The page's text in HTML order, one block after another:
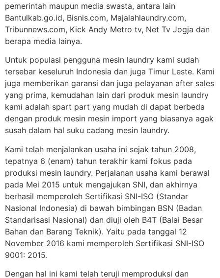
pemerintah maupun media swasta, antara lain
Bantulkab.go.id, Bisnis.com, Majalahlaundry.com,
Tribunnews.com, Kick Andy Metro tv, Net Tv Jogja dan
berapa media lainya.
Untuk populasi pengguna mesin laundry kami sudah
tersebar keseluruh Indonesia dan juga Timur Leste. Kami
juga memberikan garansi dan juga pelayanan after sales
yang prima, kemudahan lain dari produk mesin laundry
kami adalah spart part yang mudah di dapat berbeda
dengan produk mesin mesin import yang biasanya agak
susah dalam hal suku cadang mesin laundry.
Kami telah menjalankan usaha ini sejak tahun 2008,
tepatnya 6 (enam) tahun terakhir kami fokus pada
produksi mesin laundry. Perjalanan usaha kami berawal
pada Mei 2015 untuk mengajukan SNI, dan akhirnya
berhasil memperoleh Sertifikasi SNI-ISO (Standar
Nasional Indonesia) di bawah bimbingan BSN (Badan
Standarisasi Nasional) dan diuji oleh B4T (Balai Besar
Bahan dan Barang Teknik). Yaitu pada tanggal 12
November 2016 kami memperoleh Sertifikasi SNI-ISO
9001: 2015.
Dengan hal ini kami telah teruji memproduksi dan